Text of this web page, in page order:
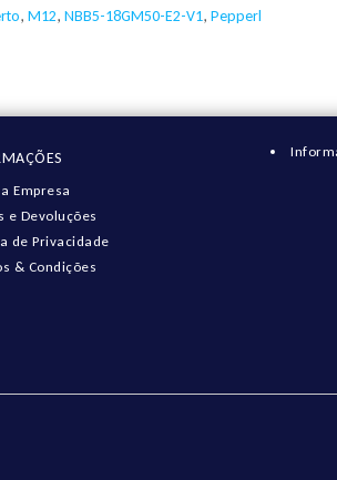
, M12, NBB5-18GM50-E2-V1, Pepperl
Empresa
e Devoluções
de Privacidade
& Condições